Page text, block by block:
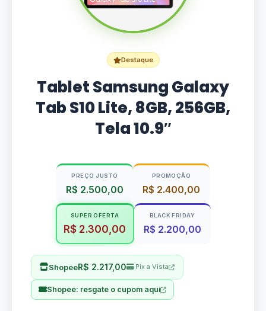
Destaque
Tablet Samsung Galaxy
Tab S10 Lite, 8GB, 256GB,
Tela 10.9″
PREÇO JUSTO
R$ 2.500,00
PROMOÇÃO
R$ 2.400,00
SUPER OFERTA
R$ 2.300,00
BLACK FRIDAY
R$ 2.200,00
ShopeeR$ 2.217,00 Pix a Vista
Shopee: resgate o cupom aqui